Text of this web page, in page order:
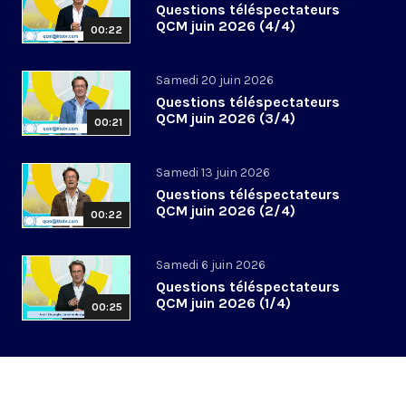
00:22
Questions téléspectateurs
QCM juin 2026 (4/4)
00:21
Samedi 20 juin 2026
Questions téléspectateurs
QCM juin 2026 (3/4)
00:22
Samedi 13 juin 2026
Questions téléspectateurs
QCM juin 2026 (2/4)
00:25
Samedi 6 juin 2026
Questions téléspectateurs
QCM juin 2026 (1/4)